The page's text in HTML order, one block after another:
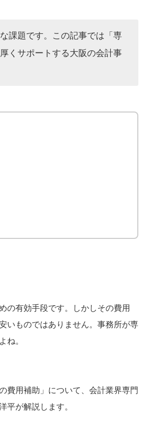
課題です。この記事では「専
くサポートする大阪の会計事
の有効手段です。しかしその費用
いものではありません。事務所が専
ね。
費用補助」について、会計業界専門
が解説します。